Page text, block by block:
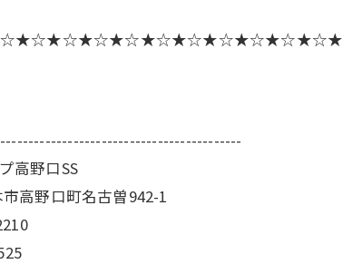
高野口SS
高野口町名古曽942-1